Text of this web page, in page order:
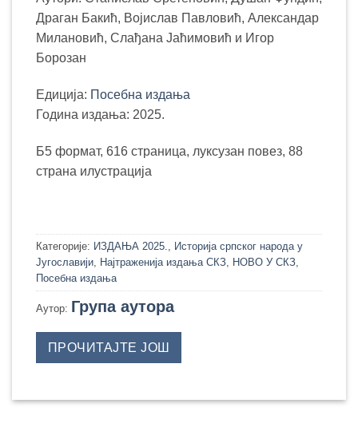
Драган Бакић, Војислав Павловић, Александар
Милановић, Слађана Јаћимовић и Игор
Борозан
Едиција: Посебна издања
Година издања: 2025.
Б5 формат, 616 страница, луксузан повез, 88
страна илустрација
Категорије: ИЗДАЊА 2025., Историја српског народа у
Југославији, Најтраженија издања СКЗ, НОВО У СКЗ,
Посебна издања
Аутор: Група аутора
ПРОЧИТАЈТЕ ЈОШ